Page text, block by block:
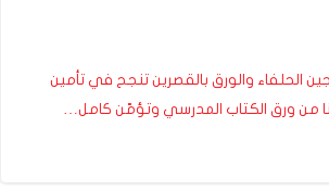
الحلفاء والورق بالقصرين تنجح في تأمين